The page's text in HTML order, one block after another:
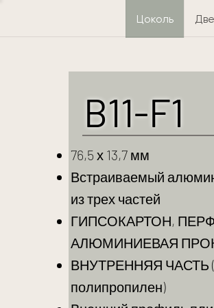
Цоколь
B11-F1
76,5 х 13,7 мм
Встраиваемый
из трех частей
ГИПСОКАРТОН,
АЛЮМИНИЕВАЯ
ВНУТРЕННЯЯ ЧАСТЬ
полипропилен)